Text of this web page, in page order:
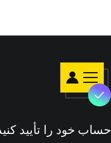
حساب خود را تأیید